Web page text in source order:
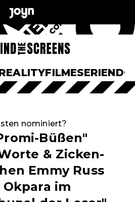
FILMESERIEN
nominiert?
Büßen"
& Zicken-
Emmy Russ
im